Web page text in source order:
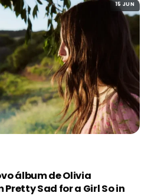
15 JUN
álbum de Olivia
Pretty Sad for a Girl So in